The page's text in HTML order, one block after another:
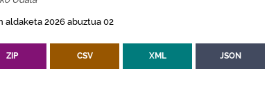
aldaketa 2026 abuztua 02
ZIP CSV XML JSON